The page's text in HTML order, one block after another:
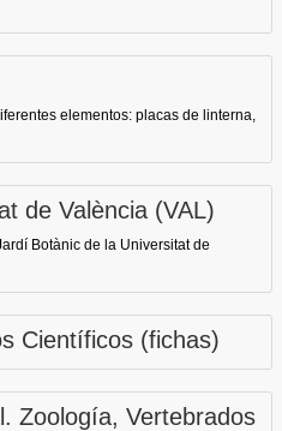
elementos: placas de linterna,
de València (VAL)
Botànic de la Universitat de
Científicos (fichas)
Zoología, Vertebrados